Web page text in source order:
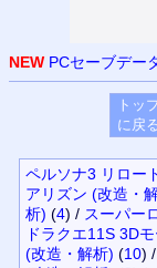
NEW PCセーブデー
トッ
に戻
ペルソナ3 リロー
アリズン (改造・
析) (4) / スーパー
ドラクエ11S 3D
(改造・解析) (10) /